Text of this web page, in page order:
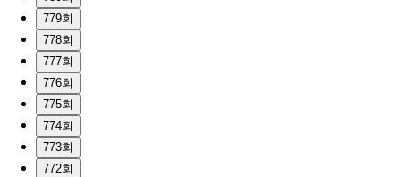
779회
778회
777회
776회
775회
774회
773회
772회